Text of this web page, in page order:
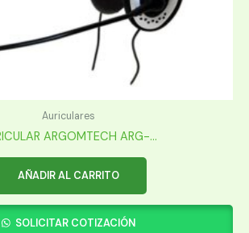
Auriculares
ARGOMTECH ARG-...
AÑADIR AL CARRITO
SOLICITAR COTIZACIÓN